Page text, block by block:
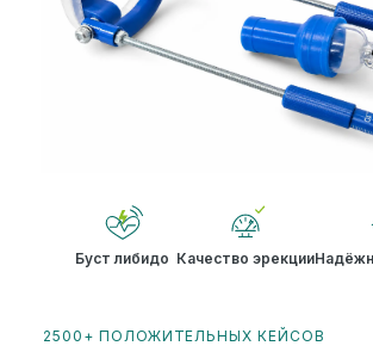
Буст либидо Качество эрекции
2500+ ПОЛОЖИТЕЛЬНЫХ КЕЙСОВ